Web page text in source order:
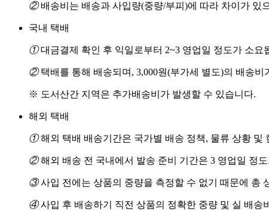
②배송비는 배송과 사입량(중량/부피)에 따라 차이가 있
국내 택배
①대금결제 확인 후 익일로부터 2~3 영업일 정도가 소요
②택배를 통해 배송되며, 3,000원(부가세 별도)의 배송비
※ 도서산간 지역은 추가배송비가 발생할 수 있습니다.
해외 택배
①해외 택배 배송기간은 국가별 배송 정책, 물류 상황 및
②해외 배송 전 국내에서 발송 준비 기간은 3 영업일 정
③사입 전에는 상품의 중량을 측정할 수 없기 때문에 총
④사입 후 배송하기 직전 상품의 정확한 중량 및 실 배송